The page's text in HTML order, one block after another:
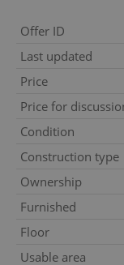
Offer ID
Last updated
Price
Price for
Condition
Construction type
Ownership
Furnished
Floor
Usable area